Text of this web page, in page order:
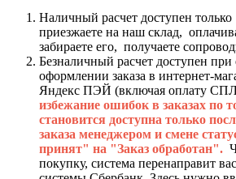
Наличный расчет доступен
приезжаете на наш склад,
забираете его, получаете
Безналичный расчет доступен
оформлении заказа в интернет-
Яндекс ПЭЙ (включая оплату
избежание ошибок в заказах по
становится доступна только
заказа менеджером и смене
принят" на "Заказ обработан".
покупку, система перенаправит